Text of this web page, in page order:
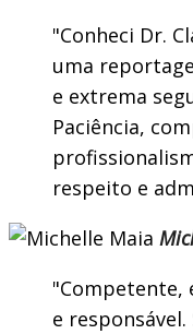
Conheci Dr.
uma
e extrema
Paciência,
respeito e
Competente,
e